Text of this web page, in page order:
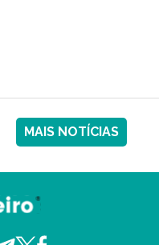
MAIS NOTÍCIAS